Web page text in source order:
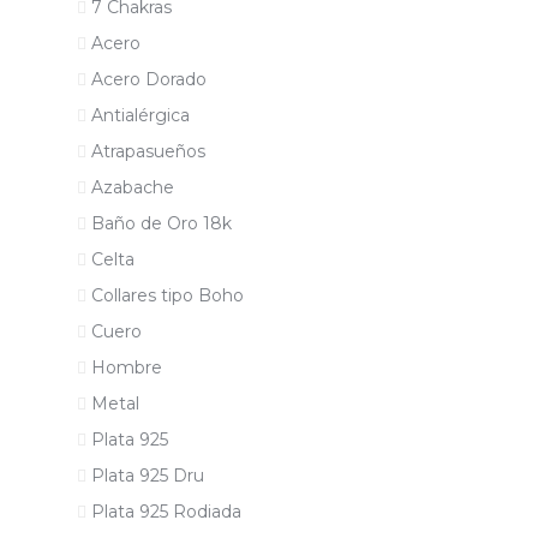
7 Chakras
Acero
Acero Dorado
Antialérgica
Atrapasueños
Azabache
Baño de Oro 18k
Celta
Collares tipo Boho
Cuero
Hombre
Metal
Plata 925
Plata 925 Dru
Plata 925 Rodiada